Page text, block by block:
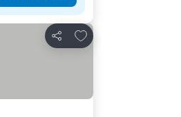
Compartir
Agregar a favoritos